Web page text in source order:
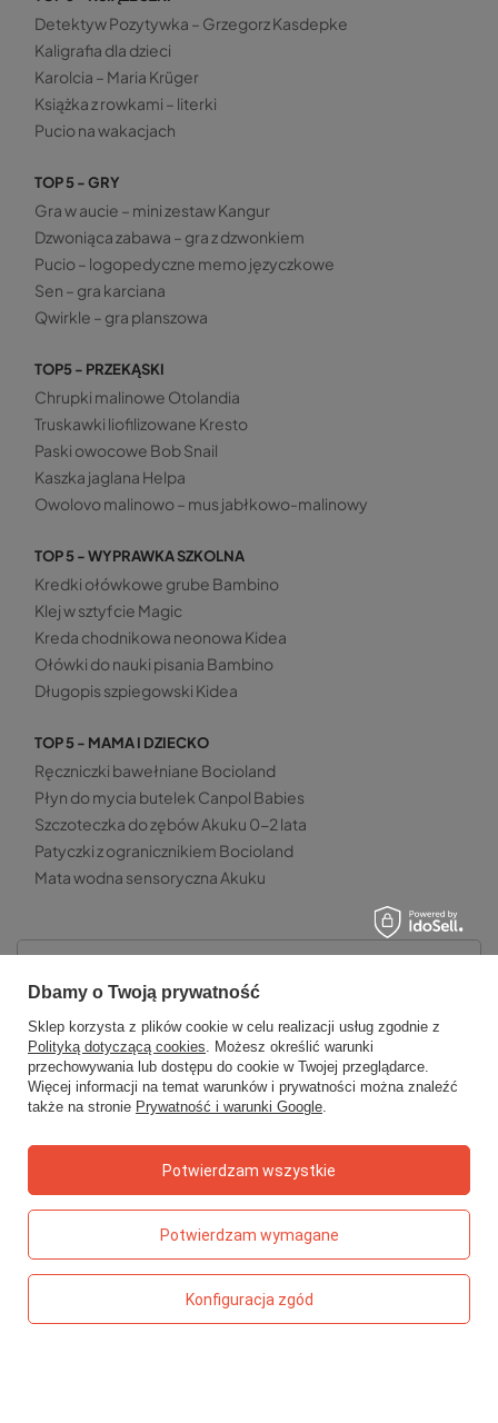
Detektyw Pozytywka – Grzegorz Kasdepke
Kaligrafia dla dzieci
Karolcia – Maria Krüger
Książka z rowkami – literki
Pucio na wakacjach
TOP 5 - GRY
Gra w aucie – mini zestaw Kangur
Dzwoniąca zabawa – gra z dzwonkiem
Pucio – logopedyczne memo języczkowe
Sen – gra karciana
Qwirkle – gra planszowa
TOP5 - PRZEKĄSKI
Chrupki malinowe Otolandia
Truskawki liofilizowane Kresto
Paski owocowe Bob Snail
Kaszka jaglana Helpa
Owolovo malinowo – mus jabłkowo-malinowy
TOP 5 - WYPRAWKA SZKOLNA
Kredki ołówkowe grube Bambino
Klej w sztyfcie Magic
Kreda chodnikowa neonowa Kidea
Ołówki do nauki pisania Bambino
Długopis szpiegowski Kidea
TOP 5 - MAMA I DZIECKO
Ręczniczki bawełniane Bocioland
Płyn do mycia butelek Canpol Babies
Szczoteczka do zębów Akuku 0-2 lata
Patyczki z ogranicznikiem Bocioland
Mata wodna sensoryczna Akuku
Status zamówienia
Śledzenie przesyłki
Chcę zareklamować produkt
Chcę wymienić towar
Kontakt
Konto
Regulaminy
Dbamy o Twoją prywatność
Sklep korzysta z plików cookie w celu realizacji usług zgodnie z
Polityką dotyczącą cookies. Możesz określić warunki
przechowywania lub dostępu do cookie w Twojej przeglądarce.
Więcej informacji na temat warunków i prywatności można znaleźć
także na stronie Prywatność i warunki Google.
Potwierdzam wymagane
Konfiguracja zgód
Potwierdzam wszystkie